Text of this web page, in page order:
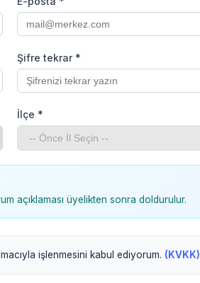
Şifre tekrar *
İlçe *
açıklaması üyelikten sonra doldurulur.
işlenmesini kabul ediyorum. (KVKK)